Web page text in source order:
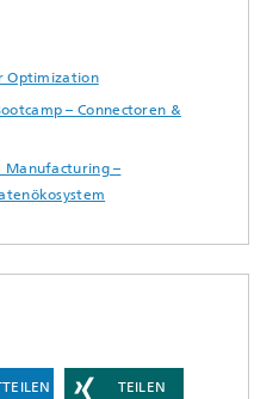
Optimization
– Connectoren &
Manufacturing –
TEILEN